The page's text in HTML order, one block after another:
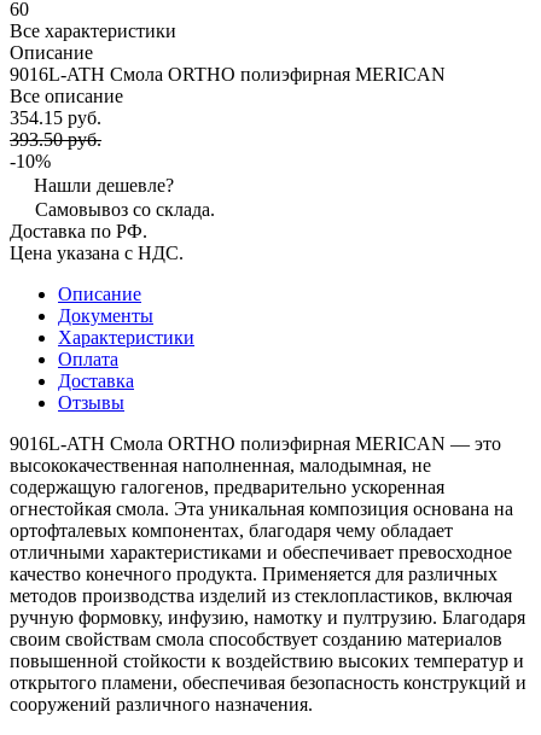
60
Все характеристики
Описание
9016L-ATH Смола ORTHO полиэфирная MERICAN
Все описание
354.15 руб.
393.50 руб.
-10%
Нашли дешевле?
Самовывоз со склада.
Доставка по РФ.
Цена указана с НДС.
Описание
Документы
Характеристики
Оплата
Доставка
Отзывы
9016L-ATH Смола ORTHO полиэфирная MERICAN — это
высококачественная наполненная, малодымная, не
содержащую галогенов, предварительно ускоренная
огнестойкая смола. Эта уникальная композиция основана на
ортофталевых компонентах, благодаря чему обладает
отличными характеристиками и обеспечивает превосходное
качество конечного продукта. Применяется для различных
методов производства изделий из стеклопластиков, включая
ручную формовку, инфузию, намотку и пултрузию. Благодаря
своим свойствам смола способствует созданию материалов
повышенной стойкости к воздействию высоких температур и
открытого пламени, обеспечивая безопасность конструкций и
сооружений различного назначения.